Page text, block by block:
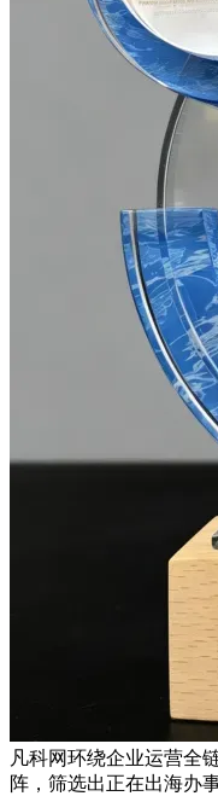
凡科网环绕企业运营全
阵，筛选出正在出海办